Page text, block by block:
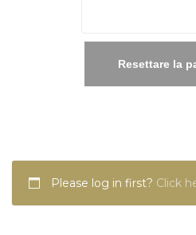
Resettare la
Please log in first? Click